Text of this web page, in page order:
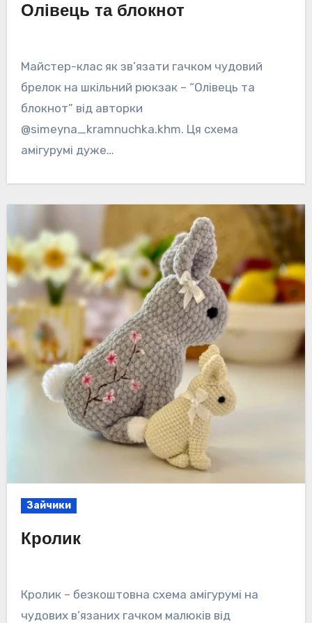
Олівець та блокнот
Майстер-клас як зв’язати гачком чудовий
брелок на шкільний рюкзак – “Олівець та
блокнот” від авторки
@simeyna_kramnuchka.khm. Ця схема
амігурумі дуже…
Зайчики
Кролик
Кролик – безкоштовна схема амігурумі на
чудових в’язаних гачком малюків від